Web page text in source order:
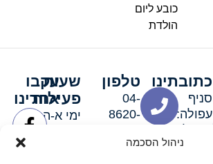
ניהול הסכמה
כובע ליום
הולדת
כתובתינו
סניף
עפולה:
סניף מגדל
טלפון
04-
8620-
שעות
פעילות
ימי א-ה:
עקבו
אחרינו